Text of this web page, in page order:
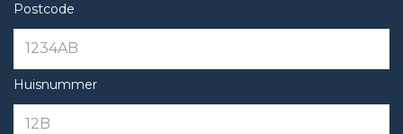
Postcode
Huisnummer